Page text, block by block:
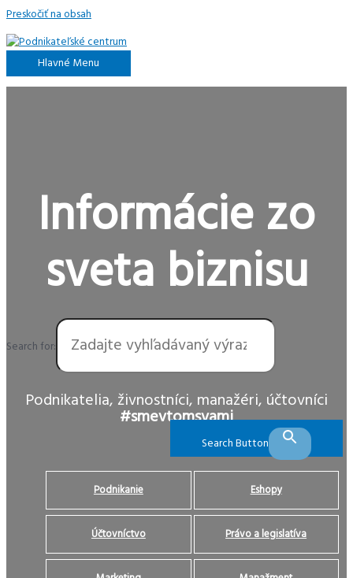
Preskočiť na obsah
Hlavné Menu
Informácie zo
sveta biznisu
Search for:
Search Button
Podnikatelia, živnostníci, manažéri, účtovníci
#smevtomsvami
Podnikanie Eshopy
Účtovníctvo Právo a legislatíva